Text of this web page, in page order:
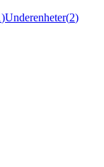
)Underenheter(2)